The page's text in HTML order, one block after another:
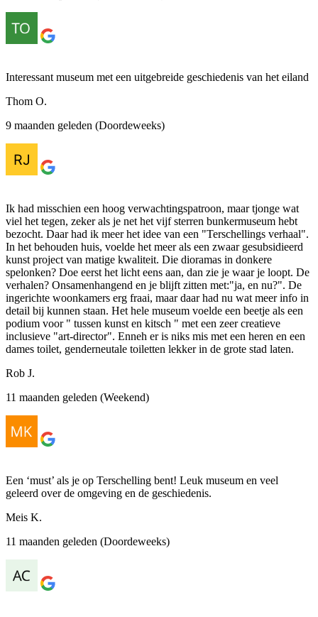
Interessant museum met een uitgebreide geschiedenis van het eiland
Thom O.
9 maanden geleden (Doordeweeks)
Ik had misschien een hoog verwachtingspatroon, maar tjonge wat
viel het tegen, zeker als je net het vijf sterren bunkermuseum hebt
bezocht. Daar had ik meer het idee van een "Terschellings verhaal".
In het behouden huis, voelde het meer als een zwaar gesubsidieerd
kunst project van matige kwaliteit. Die dioramas in donkere
spelonken? Doe eerst het licht eens aan, dan zie je waar je loopt. De
verhalen? Onsamenhangend en je blijft zitten met:"ja, en nu?". De
ingerichte woonkamers erg fraai, maar daar had nu wat meer info in
detail bij kunnen staan. Het hele museum voelde een beetje als een
podium voor " tussen kunst en kitsch " met een zeer creatieve
inclusieve "art-director". Enneh er is niks mis met een heren en een
dames toilet, genderneutale toiletten lekker in de grote stad laten.
Rob J.
11 maanden geleden (Weekend)
Een ‘must’ als je op Terschelling bent! Leuk museum en veel
geleerd over de omgeving en de geschiedenis.
Meis K.
11 maanden geleden (Doordeweeks)